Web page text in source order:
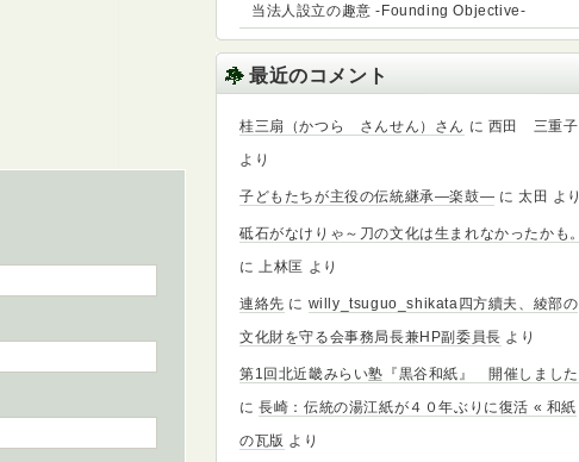
当法人設立の趣意 -Founding Objective-
最近のコメント
桂三扇（かつら さんせん）さん に 西田 三重子
より
子どもたちが主役の伝統継承―楽鼓― に太田 より
砥石がなけりゃ～刀の文化は生まれなかったかも。
に上林匡 より
連絡先 に willy_tsuguo_shikata四方續夫、綾部の
文化財を守る会事務局長兼HP副委員長 より
第1回北近畿みらい塾『黒谷和紙』 開催しました
に長崎：伝統の湯江紙が４０年ぶりに復活 « 和紙
の瓦版 より